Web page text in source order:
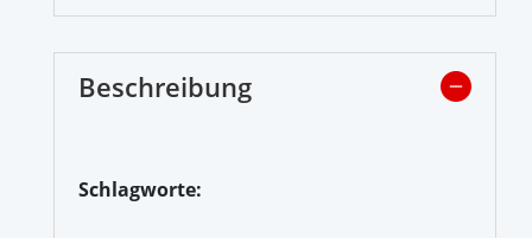
Beschreibung
Schlagworte: